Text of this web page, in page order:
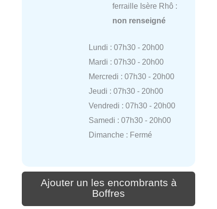
ferraille Isère Rhô :
non renseigné
Lundi : 07h30 - 20h00
Mardi : 07h30 - 20h00
Mercredi : 07h30 - 20h00
Jeudi : 07h30 - 20h00
Vendredi : 07h30 - 20h00
Samedi : 07h30 - 20h00
Dimanche : Fermé
Ajouter un les encombrants à
Boffres